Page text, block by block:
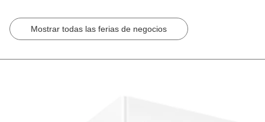
Mostrar todas las ferias de negocios